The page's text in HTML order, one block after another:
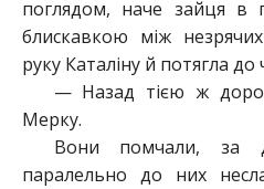
поглядом, наче зайця в
блискавкою між
руку Каталіну й потягла
— Назад тією ж
Мерку.
Вони помчали, за
паралельно до них